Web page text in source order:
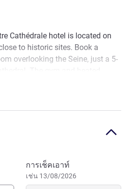
Cathédrale hotel is located on
to historic sites. Book a
overlooking the Seine, just a 5-
Extend your evening with a
dinner at the Italian
the Boucles de la Seine
Gros-Horloge. Make memories
in this family-friendly hotel in
การเช็คเอาท์
เช่น 13/08/2026